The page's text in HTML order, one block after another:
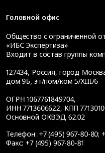
Головной офис
Общество с ограниченной
«ИБС Экспертиза»
Входит в состав группы
127434, Россия, город
дом 9Б, эт/пом/ком 5/XIII/6
ОГРН 1067761849704,
ИНН 7713606622, КПП
Основной ОКВЭД 62.02
Телефон: +7 (495) 967-80-80;
Факс: +7 (495) 967-80-81